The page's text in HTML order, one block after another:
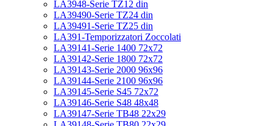
LA3948-Serie TZ12 din
LA39490-Serie TZ24 din
LA39491-Serie TZ25 din
LA391-Temporizzatori Zoccolati
LA39141-Serie 1400 72x72
LA39142-Serie 1800 72x72
LA39143-Serie 2000 96x96
LA39144-Serie 2100 96x96
LA39145-Serie S45 72x72
LA39146-Serie S48 48x48
LA39147-Serie TB48 22x29